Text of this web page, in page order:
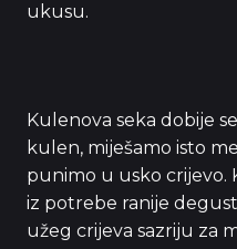
ukusu.
Kulenova seka dobije
kulen, miješamo isto
punimo u usko crijevo.
iz potrebe ranije
užeg crijeva sazriju za